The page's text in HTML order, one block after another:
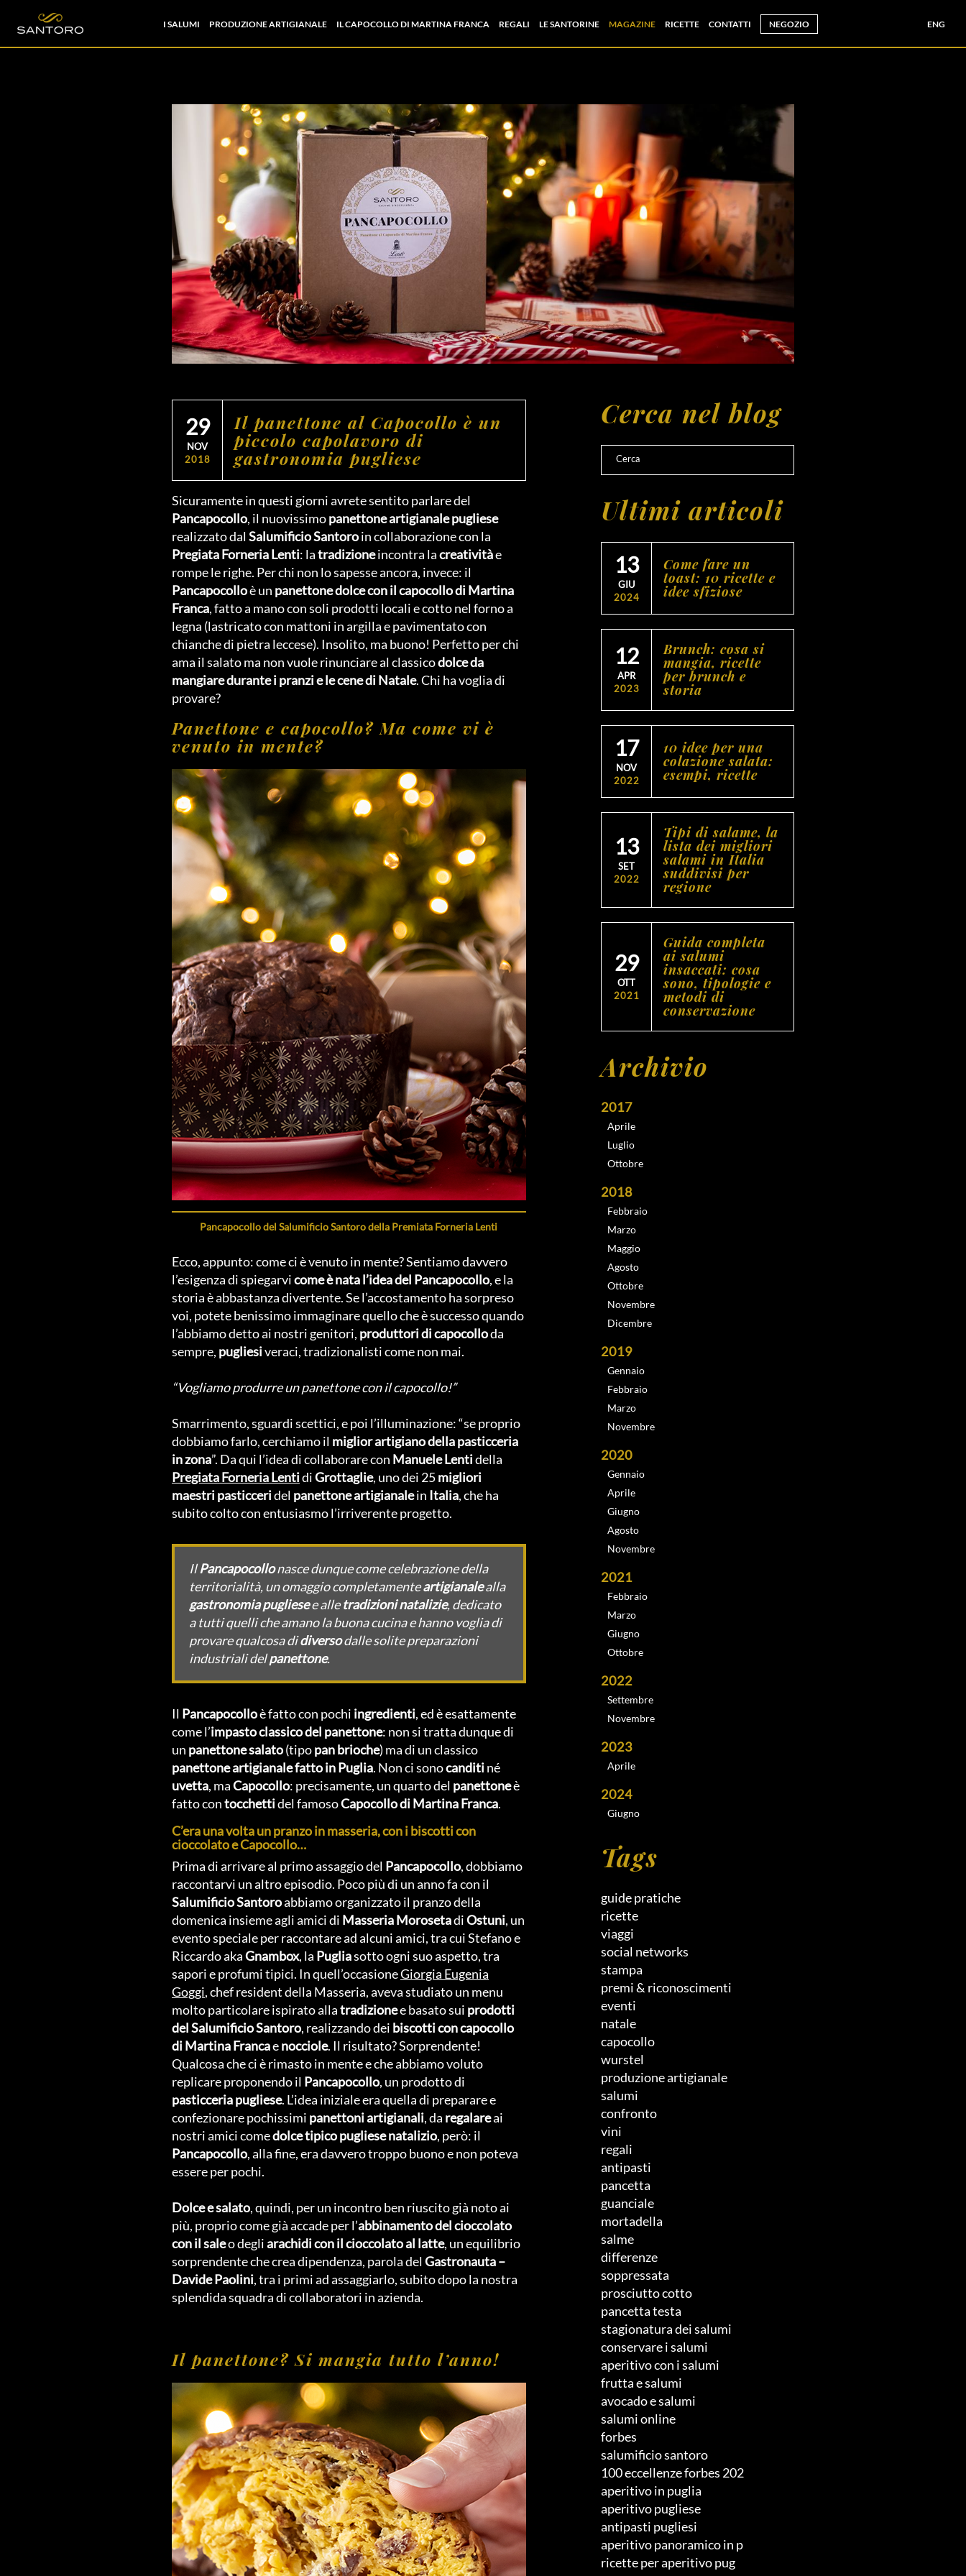
I SALUMI PRODUZIONE ARTIGIANALE IL CAPOCOLLO DI MARTINA FRANCA REGALI LE SANTORINE MAGAZINE RICETTE CONTATTI NEGOZIO ENG
29
NOV
2018
Il panettone al Capocollo è un
piccolo capolavoro di
gastronomia pugliese
Sicuramente in questi giorni avrete sentito parlare del
Pancapocollo, il nuovissimopanettone artigianale pugliese
realizzato dalSalumificio Santoroin collaborazione con la
Pregiata Forneria Lenti: latradizioneincontra lacreativitàe
rompe le righe. Per chi non lo sapesse ancora, invece: il
Pancapocolloè un panettone dolce con il capocollo di Martina
Franca, fatto a mano con soli prodotti locali e cotto nel forno a
legna (lastricato con mattoni in argilla e pavimentato con
chianche di pietra leccese). Insolito, ma buono! Perfetto per chi
ama il salato ma non vuole rinunciare al classicodolce da
mangiare durante i pranzi e le cene di Natale. Chi ha voglia di
provare?
Panettone e capocollo? Ma come vi è
venuto in mente?
Pancapocollo del Salumificio Santoro della Premiata Forneria Lenti
Ecco, appunto: come ci è venuto in mente? Sentiamo davvero
l’esigenza di spiegarvicome è nata l’idea del Pancapocollo, e la
storia è abbastanza divertente. Se l’accostamento ha sorpreso
voi, potete benissimo immaginare quello che è successo quando
l’abbiamo detto ai nostri genitori, produttori di capocolloda
sempre, pugliesiveraci, tradizionalisti come non mai.
“Vogliamo produrre un panettone con il capocollo!”
Smarrimento, sguardi scettici, e poi l’illuminazione: “se proprio
dobbiamo farlo, cerchiamo il miglior artigiano della pasticceria
in zona”. Da qui l’idea di collaborare con Manuele Lentidella
Pregiata Forneria LentidiGrottaglie, uno dei 25migliori
maestripasticceridel panettone artigianalein Italia, che ha
subito colto con entusiasmo l’irriverente progetto.
IlPancapocollonasce dunque come celebrazione della
territorialità, un omaggio completamenteartigianalealla
gastronomia pugliesee alletradizioni natalizie, dedicato
a tutti quelli che amano la buona cucina e hanno voglia di
provare qualcosa didiversodalle solite preparazioni
industriali delpanettone.
Il Pancapocolloè fatto con pochi ingredienti, ed è esattamente
come l’impasto classico del panettone: non si tratta dunque di
un panettone salato(tipopan brioche) ma di un classico
panettone artigianalefatto in Puglia. Non ci sonocanditiné
uvetta, maCapocollo: precisamente, un quarto del panettoneè
fatto contocchettidel famosoCapocollo di Martina Franca.
C’era una volta un pranzo in masseria, con i biscotti con
cioccolato e Capocollo…
Prima di arrivare al primo assaggio del Pancapocollo, dobbiamo
raccontarvi un altro episodio. Poco più di un anno fa con il
Salumificio Santoroabbiamo organizzato il pranzo della
domenica insieme agli amici di Masseria MorosetadiOstuni, un
evento speciale per raccontare ad alcuni amici, tra cui Stefano e
Riccardo akaGnambox, la Pugliasotto ogni suo aspetto, tra
sapori e profumi tipici. In quell’occasioneGiorgia Eugenia
Goggi, chef resident della Masseria, aveva studiato un menu
molto particolare ispirato allatradizionee basato sui prodotti
del Salumificio Santoro, realizzando dei biscotti con capocollo
di Martina Francaenocciole. Il risultato? Sorprendente!
Qualcosa che ci è rimasto in mente e che abbiamo voluto
replicare proponendo il Pancapocollo, un prodotto di
pasticceriapugliese. L’idea iniziale era quella di preparare e
confezionare pochissimi panettoni artigianali, da regalareai
nostri amici comedolce tipico pugliese natalizio, però: il
Pancapocollo, alla fine, era davvero troppo buono e non poteva
essere per pochi.
Dolce e salato, quindi, per un incontro ben riuscito già noto ai
più, proprio come già accade per l’abbinamento del cioccolato
con il saleo degliarachidi con il cioccolato al latte, un equilibrio
sorprendente che crea dipendenza, parola delGastronauta –
Davide Paolini, tra i primi ad assaggiarlo, subito dopo la nostra
splendida squadra di collaboratori in azienda.
Il panettone? Si mangia tutto l’anno!
Cerca nel blog
Ultimi articoli
13
GIU
2024
Come fare un
toast: 10 ricette e
idee sfiziose
12
APR
2023
Brunch: cosa si
mangia, ricette
per brunch e
storia
17
NOV
2022
10 idee per una
colazione salata:
esempi, ricette
13
SET
2022
Tipi di salame, la
lista dei migliori
salami in Italia
suddivisi per
regione
29
OTT
2021
Guida completa
ai salumi
insaccati: cosa
sono, tipologie e
metodi di
conservazione
Archivio
2017
Aprile
Luglio
Ottobre
2018
Febbraio
Marzo
Maggio
Agosto
Ottobre
Novembre
Dicembre
2019
Gennaio
Febbraio
Marzo
Novembre
2020
Gennaio
Aprile
Giugno
Agosto
Novembre
2021
Febbraio
Marzo
Giugno
Ottobre
2022
Settembre
Novembre
2023
Aprile
2024
Giugno
Tags
guide pratiche
ricette
viaggi
social networks
stampa
premi & riconoscimenti
eventi
natale
capocollo
wurstel
produzione artigianale
salumi
confronto
vini
regali
antipasti
pancetta
guanciale
mortadella
salme
differenze
soppressata
prosciutto cotto
pancetta testa
stagionatura dei salumi
conservare i salumi
aperitivo con i salumi
frutta e salumi
avocado e salumi
salumi online
forbes
salumificio santoro
100 eccellenze forbes 202
aperitivo in puglia
aperitivo pugliese
antipasti pugliesi
aperitivo panoramico in p
ricette per aperitivo pug